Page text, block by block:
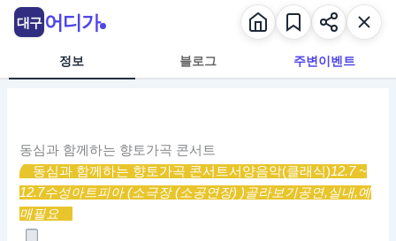
정보 블로그 주변이벤트
동심과 함께하는 향토가곡 콘서트
동심과 함께하는 향토가곡 콘서트서양음악(클래식)12.7 ~
12.7수성아트피아 (소극장 (소공연장) )골라보기공연,실내,예
매필요
대구 어디가